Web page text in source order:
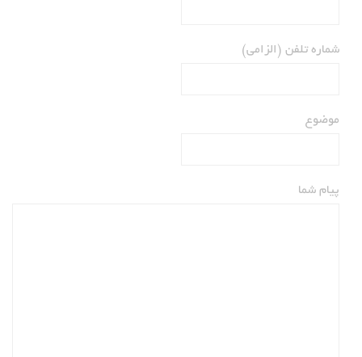
شماره تلفن (الزامی)
موضوع
پیام شما